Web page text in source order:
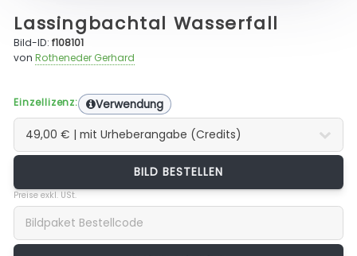
Lassingbachtal Wasserfall
Bild-ID:f108101
vonRotheneder Gerhard
Einzellizenz: Verwendung
BILD BESTELLEN
Preise exkl. USt.